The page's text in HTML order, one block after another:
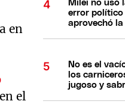
en
el
Milei no usó
error político
aprovechó
No es el
los
jugoso y